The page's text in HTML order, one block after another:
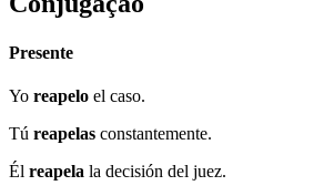
Presente
Yo reapelo el caso.
Tú reapelas constantemente.
Él reapela la decisión del juez.